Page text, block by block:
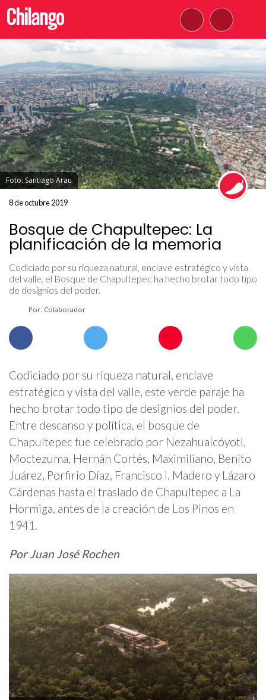
Foto: Santiago Arau
8 de octubre 2019
Bosque de Chapultepec: La
planificación de la memoria
Codiciado por su riqueza natural, enclave estratégico y vista
del valle, el Bosque de Chapultepec ha hecho brotar todo tipo
de designios del poder.
Por: Colaborador
Codiciado por su riqueza natural, enclave
estratégico y vista del valle, este verde paraje ha
hecho brotar todo tipo de designios del poder.
Entre descanso y política, el bosque de
Chapultepec fue celebrado por Nezahualcóyotl,
Moctezuma, Hernán Cortés, Maximiliano, Benito
Juárez, Porfirio Díaz, Francisco I. Madero y Lázaro
Cárdenas hasta el traslado de Chapultepec a La
Hormiga, antes de la creación de Los Pinos en
1941.
Por Juan José Rochen